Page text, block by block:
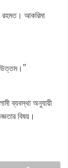
রহমত। আকরিমা
উত্তম।”
ব্যবস্থা অনুযায়ী
বিষয়।